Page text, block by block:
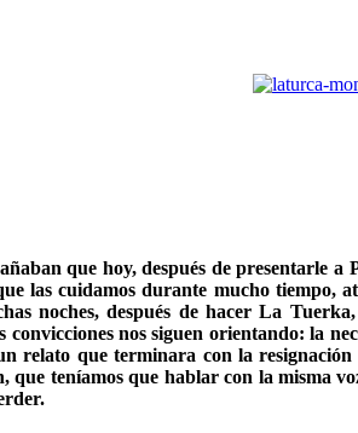
que hoy, después de
las cuidamos durante mucho tiempo,
noches, después de hacer La
nos siguen orientando: la
relato que terminara con la
teníamos que hablar con la misma